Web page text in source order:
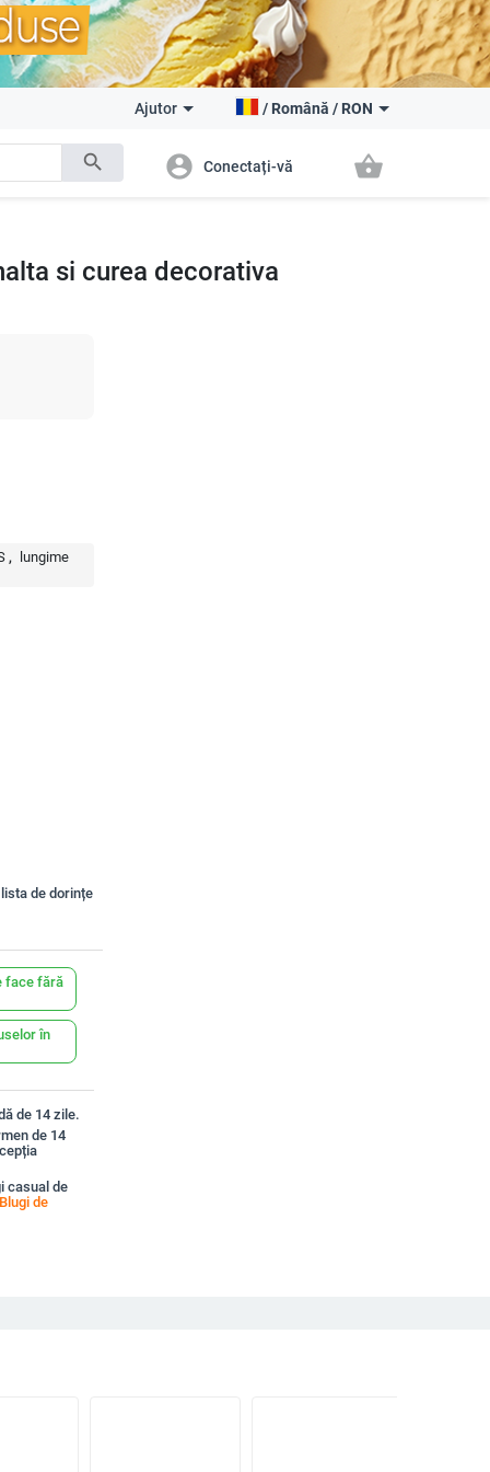
search
Ajutor / Română / RON
account_circle Conectați-vă shopping_basket
si curea decorativa
lungime
de dorințe
face fără
în
de 14 zile.
de 14
casual de
Blugi de